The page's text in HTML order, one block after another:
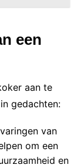
een
aan te
gedachten:
van
om een
en